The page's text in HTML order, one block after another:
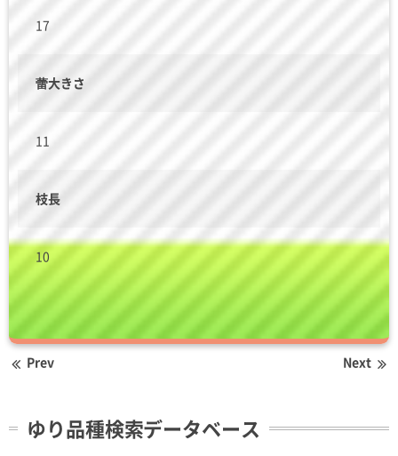
17
蕾大きさ
11
枝長
10
Prev Next
ゆり品種検索データベース